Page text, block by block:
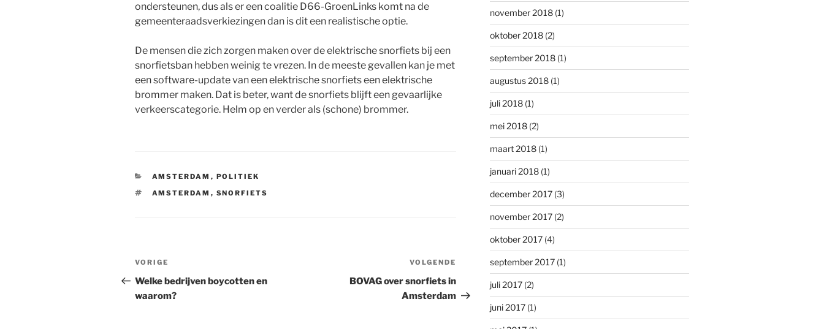
ondersteunen, dus als er een coalitie D66-GroenLinks komt na de
gemeenteraadsverkiezingen dan is dit een realistische optie.
De mensen die zich zorgen maken over de elektrische snorfiets bij een
snorfietsban hebben weinig te vrezen. In de meeste gevallen kan je met
een software-update van een elektrische snorfiets een elektrische
brommer maken. Dat is beter, want de snorfiets blijft een gevaarlijke
verkeerscategorie. Helm op en verder als (schone) brommer.
CATEGORIEËN
AMSTERDAM , POLITIEK
TAGS
AMSTERDAM , SNORFIETS
Bericht
navigatie
Vorig
bericht
VORIGE
Welke bedrijven boycotten en
waarom?
Volgend
bericht
VOLGENDE
BOVAG over snorfiets in
Amsterdam
november 2018(1)
oktober 2018(2)
september 2018(1)
augustus 2018(1)
juli 2018(1)
mei 2018(2)
maart 2018(1)
januari 2018(1)
december 2017(3)
november 2017(2)
oktober 2017(4)
september 2017(1)
juli 2017(2)
juni 2017(1)